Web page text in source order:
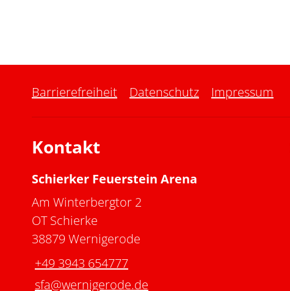
Barrierefreiheit Datenschutz Impressum
Kontakt
Schierker Feuerstein Arena
Am Winterbergtor 2
OT Schierke
38879 Wernigerode
+49 3943 654777
sfa@wernigerode.de